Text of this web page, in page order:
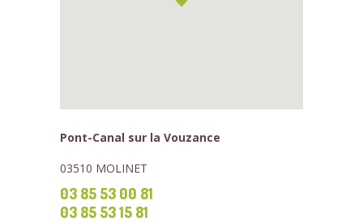
Pont-Canal sur la Vouzance
03510 MOLINET
03 85 53 00 81
03 85 53 15 81